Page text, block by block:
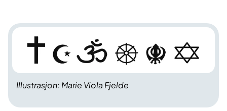
Illustrasjon: Marie Viola Fjelde